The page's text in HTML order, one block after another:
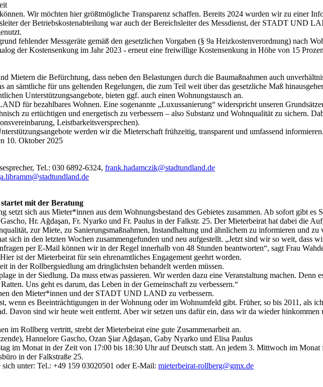
Wir möchten hier größtmögliche Transparenz schaffen. Bereits 2024 wurden wir zu einer
der Betriebskostenabteilung war auch der Bereichsleiter des Messdienst, der STADT UND
fehlender Messgeräte gemäß den gesetzlichen Vorgaben (§ 9a Heizkostenverordnung) nach
der Kostensenkung im Jahr 2023 - erneut eine freiwillige Kostensenkung in Höhe von 15
Mietern die Befürchtung, dass neben den Belastungen durch die Baumaßnahmen auch
sämtliche für uns geltenden Regelungen, die zum Teil weit über das gesetzliche Maß
Unterstützungsangebote, bieten ggf. auch einen Wohnungstausch an.
für bezahlbares Wohnen. Eine sogenannte „Luxussanierung“ widerspricht unseren
zu ertüchtigen und energetisch zu verbessern – also Substanz und Wohnqualität zu sichern.
Leistbarkeitsversprechen).
werden wir die Mieterschaft frühzeitig, transparent und umfassend informieren.
10. Oktober 2025
Tel.: 030 6892-6324, frank.hadamczik@stadtundland.de
mit der Beratung
sich aus Mieter*innen aus dem Wohnungsbestand des Gebietes zusammen. Ab sofort gibt es
Hr. Ağdaşan, Fr. Nyarko und Fr. Paulus in der Falkstr. 25. Der Mieterbeirat hat dabei die
zur Miete, zu Sanierungsmaßnahmen, Instandhaltung und ähnlichem zu informieren und zu
sich in den letzten Wochen zusammengefunden und neu aufgestellt. „Jetzt sind wir so weit, dass
per E-Mail können wir in der Regel innerhalb von 48 Stunden beantworten“, sagt Frau
ist der Mieterbeirat für sein ehrenamtliches Engagement geehrt worden.
in der Rollbergsiedlung am dringlichsten behandelt werden müssen.
in der Siedlung. Da muss etwas passieren. Wir werden dazu eine Veranstaltung machen. Denn
Uns geht es darum, das Leben in der Gemeinschaft zu verbessern.“
den Mieter*innen und der STADT UND LAND zu verbessern.
wenn es Beeinträchtigungen in der Wohnung oder im Wohnumfeld gibt. Früher, so bis 2011, als
Davon sind wir heute weit entfernt. Aber wir setzen uns dafür ein, dass wir da wieder
im Rollberg vertritt, strebt der Mieterbeirat eine gute Zusammenarbeit an.
Hannelore Gascho, Ozan Şiar Ağdaşan, Gaby Nyarko und Elisa Paulus
im Monat in der Zeit von 17:00 bis 18:30 Uhr auf Deutsch statt. An jedem 3. Mittwoch im
in der Falkstraße 25.
unter: Tel.: +49 159 03020501 oder E-Mail: mieterbeirat-rollberg@gmx.de